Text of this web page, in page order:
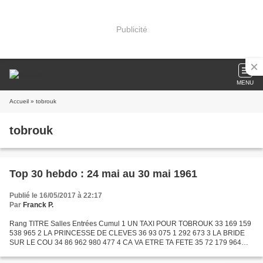
Publicité
MENU
Accueil » tobrouk
tobrouk
Top 30 hebdo : 24 mai au 30 mai 1961
Publié le 16/05/2017 à 22:17
Par Franck P.
Rang TITRE Salles Entrées Cumul 1 UN TAXI POUR TOBROUK 33 169 159
538 965 2 LA PRINCESSE DE CLEVES 36 93 075 1 292 673 3 LA BRIDE
SUR LE COU 34 86 962 980 477 4 CA VA ETRE TA FETE 35 72 179 964